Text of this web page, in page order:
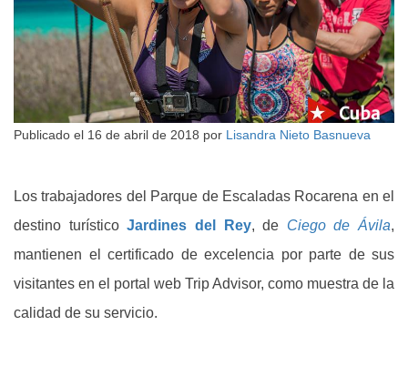
Publicado el 16 de abril de 2018 por Lisandra Nieto Basnueva
Los trabajadores del Parque de Escaladas Rocarena en el
destino turísticoJardines del Rey, de Ciego de Ávila,
mantienen el certificado de excelencia por parte de sus
visitantes en el portal web Trip Advisor, como muestra de la
calidad de su servicio.